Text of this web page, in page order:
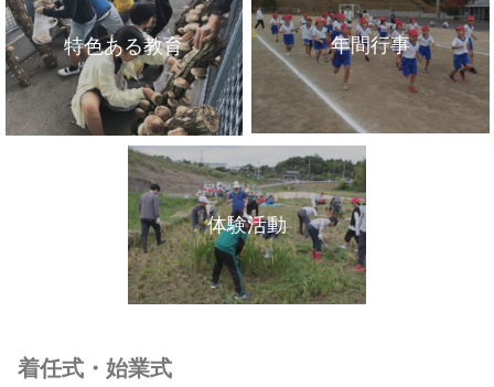
特色ある教育 年間行事
体験活動
着任式・始業式